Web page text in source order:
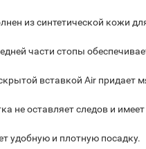
из синтетической кожи
части стопы
вставкой Air придает
не оставляет следов и
удобную и плотную посадку.